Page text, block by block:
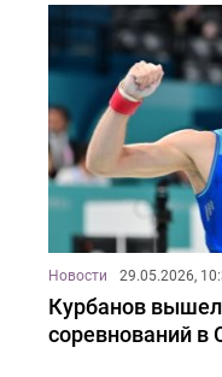
Новости 29.05.2026,
Курбанов
соревнований в